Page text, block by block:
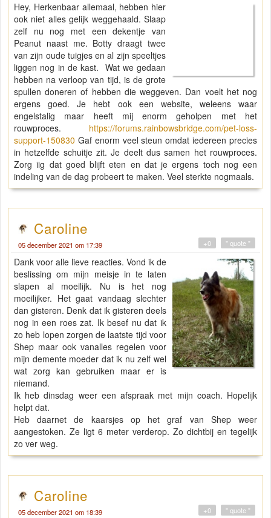
Hey, Herkenbaar allemaal, hebben hier
ook niet alles gelijk weggehaald. Slaap
zelf nu nog met een dekentje van
Peanut naast me. Botty draagt twee
van zijn oude tuigjes en al zijn speeltjes
liggen nog in de kast. Wat we gedaan
hebben na verloop van tijd, is de grote
spullen doneren of hebben die weggeven. Dan voelt het nog
ergens goed. Je hebt ook een website, weleens waar
engelstalig maar heeft mij enorm geholpen met het
rouwproces. https://forums.rainbowsbridge.com/pet-loss-
support-150830 Gaf enorm veel steun omdat iedereen precies
in hetzelfde schuitje zit. Je deelt dus samen het rouwproces.
Zorg iig dat goed blijft eten en dat je ergens toch nog een
indeling van de dag probeert te maken. Veel sterkte nogmaals.
Caroline
05 december 2021 om 17:39 " quote "
+0
Dank voor alle lieve reacties. Vond ik de
beslissing om mijn meisje in te laten
slapen al moeilijk. Nu is het nog
moeilijker. Het gaat vandaag slechter
dan gisteren. Denk dat ik gisteren deels
nog in een roes zat. Ik besef nu dat ik
zo heb lopen zorgen de laatste tijd voor
Shep maar ook vanalles regelen voor
mijn demente moeder dat ik nu zelf wel
wat zorg kan gebruiken maar er is
niemand.
Ik heb dinsdag weer een afspraak met mijn coach. Hopelijk
helpt dat.
Heb daarnet de kaarsjes op het graf van Shep weer
aangestoken. Ze ligt 6 meter verderop. Zo dichtbij en tegelijk
zo ver weg.
Caroline
05 december 2021 om 18:39 " quote "
+0